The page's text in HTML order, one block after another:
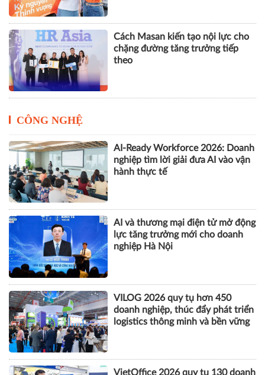
Cách Masan kiến tạo nội lực cho
chặng đường tăng trưởng tiếp
theo
CÔNG NGHỆ
AI-Ready Workforce 2026: Doanh
nghiệp tìm lời giải đưa AI vào vận
hành thực tế
AI và thương mại điện tử mở động
lực tăng trưởng mới cho doanh
nghiệp Hà Nội
VILOG 2026 quy tụ hơn 450
doanh nghiệp, thúc đẩy phát triển
logistics thông minh và bền vững
VietOffice 2026 quy tụ 130 doanh